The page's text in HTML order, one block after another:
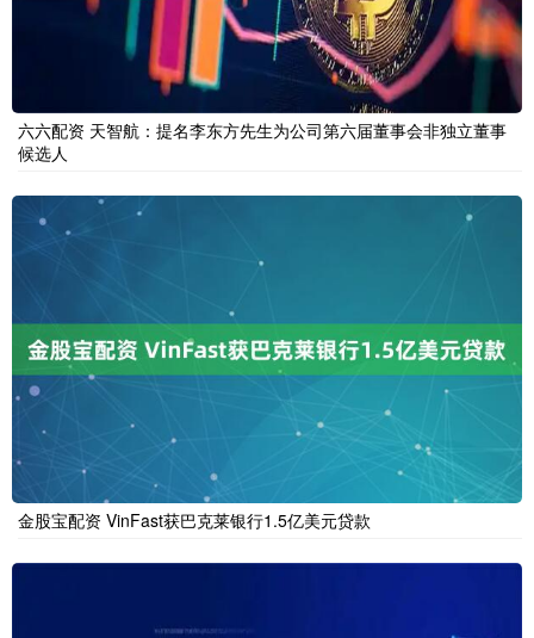
六六配资 天智航：提名李东方先生为公司第六届董事会非独立董事
候选人
金股宝配资 VinFast获巴克莱银行1.5亿美元贷款